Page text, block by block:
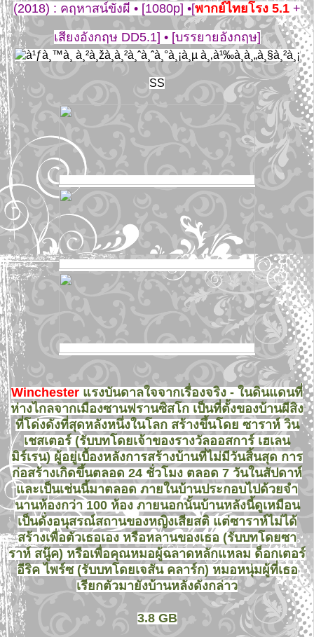
(2018) : คฤหาสน์ขังผี • [1080p] •[พากย์ไทยโรง 5.1 +
เสียงอังกฤษ DD5.1] • [บรรยายอังกฤษ]
SS
Winchester แรงบันดาลใจจากเรื่องจริง - ในดินแดนที่
ห่างไกลจากเมืองซานฟรานซิสโก เป็นที่ตั้งของบ้านผีสิง
ที่โด่งดังที่สุดหลังหนึ่งในโลก สร้างขึ้นโดย ซาราห์ วิน
เชสเตอร์ (รับบทโดยเจ้าของรางวัลออสการ์ เฮเลน
มิร์เรน) ผู้อยู่เบื้องหลังการสร้างบ้านที่ไม่มีวันสิ้นสุด การ
ก่อสร้างเกิดขึ้นตลอด 24 ชั่วโมง ตลอด 7 วันในสัปดาห์
และเป็นเช่นนี้มาตลอด ภายในบ้านประกอบไปด้วยจำ
นานห้องกว่า 100 ห้อง ภายนอกนั้นบ้านหลังนี้ดูเหมือน
เป็นดั่งอนุสรณ์สถานของหญิงเสียสติ แต่ซาราห์ไม่ได้
สร้างเพื่อตัวเธอเอง หรือหลานของเธอ (รับบทโดยซา
ราห์ สนู๊ค) หรือเพื่อคุณหมอผู้ฉลาดหลักแหลม ด็อกเตอร์
อีริค ไพร์ซ (รับบทโดยเจสัน คลาร์ก) หมอหนุ่มผู้ที่เธอ
เรียกตัวมายังบ้านหลังดังกล่าว
3.8 GB